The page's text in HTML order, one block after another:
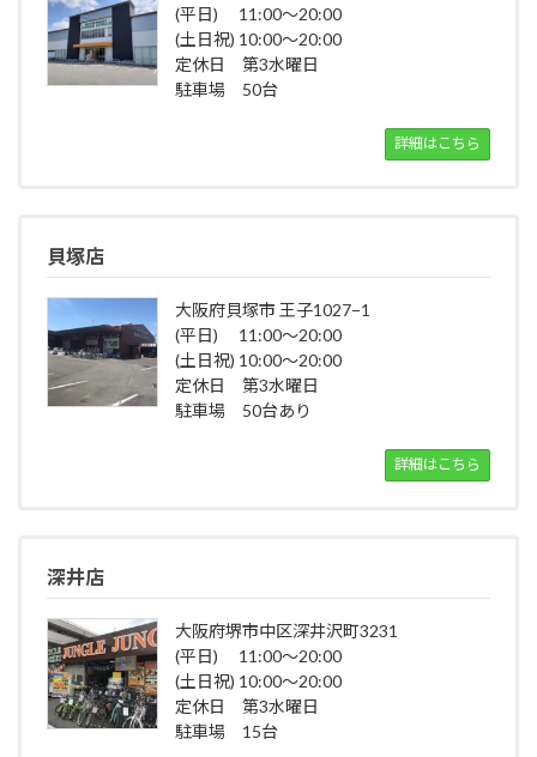
(平日) 11:00～20:00
(土日祝) 10:00～20:00
定休日 第3水曜日
駐車場 50台
詳細はこちら
貝塚店
大阪府貝塚市 王子1027−1
(平日) 11:00～20:00
(土日祝) 10:00～20:00
定休日 第3水曜日
駐車場 50台あり
詳細はこちら
深井店
大阪府堺市中区深井沢町3231
(平日) 11:00～20:00
(土日祝) 10:00～20:00
定休日 第3水曜日
駐車場 15台